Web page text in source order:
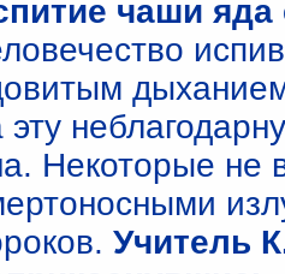
чаши яда
эту
Некоторые не
Учитель